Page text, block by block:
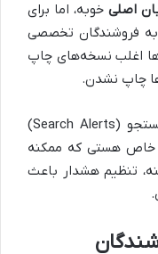
اصلی خوبه، اما برای
به فروشندگان تخصصی
اغلب نسخه‌های چاپ
چاپ نشدن.
نکته مهم اینه که باید هشدارهای جستجو (Search Alerts)
خاص هستی که ممکنه
تنظیم هشدار باعث